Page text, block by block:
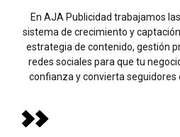
En AJA Publicidad trabajamos
sistema de crecimiento y
estrategia de contenido, gestión
redes sociales para que tu
confianza y convierta seguidores